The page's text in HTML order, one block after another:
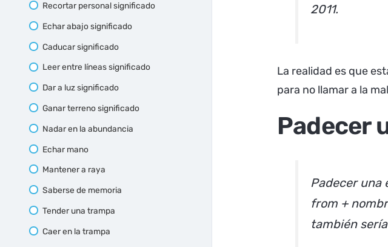
Recortar personal significado
Echar abajo significado
Caducar significado
Leer entre líneas significado
Dar a luz significado
Ganar terreno significado
Nadar en la abundancia
Echar mano
Mantener a raya
Saberse de memoria
Tender una trampa
Caer en la trampa
2011.
La realidad es que
para no llamar a la
Padecer
Padecer una
from +
también